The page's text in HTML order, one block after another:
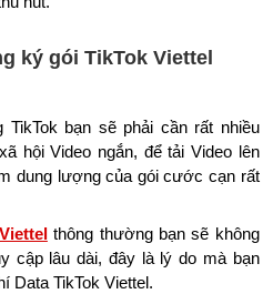
ký gói TikTok Viettel
bạn sẽ phải cần rất nhiều
hội Video ngắn, để tải Video lên
dung lượng của gói cước cạn rất
thông thường bạn sẽ không
cập lâu dài, đây là lý do mà bạn
Data TikTok Viettel.